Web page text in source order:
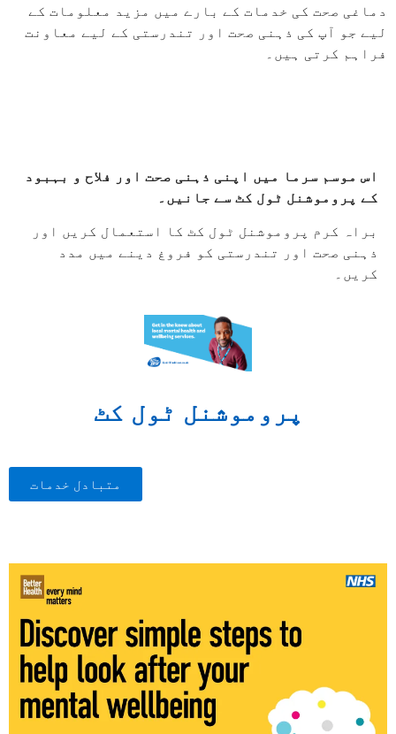
دماغی صحت کی خدمات کے بارے میں مزید معلومات کے
لیے جو آپ کی ذہنی صحت اور تندرستی کے لیے معاونت
فراہم کرتی ہیں۔
اس موسم سرما میں اپنی ذہنی صحت اور فلاح و بہبود
کے پروموشنل ٹول کٹ سے جانیں۔
براہ کرم پروموشنل ٹول کٹ کا استعمال کریں اور
ذہنی صحت اور تندرستی کو فروغ دینے میں مدد
کریں۔
پروموشنل ٹول کٹ
متبادل خدمات